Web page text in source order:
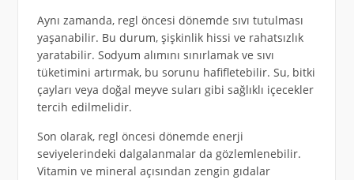
Aynı zamanda, regl öncesi dönemde sıvı tutulması
yaşanabilir. Bu durum, şişkinlik hissi ve rahatsızlık
yaratabilir. Sodyum alımını sınırlamak ve sıvı
tüketimini artırmak, bu sorunu hafifletebilir. Su, bitki
çayları veya doğal meyve suları gibi sağlıklı içecekler
tercih edilmelidir.
Son olarak, regl öncesi dönemde enerji
seviyelerindeki dalgalanmalar da gözlemlenebilir.
Vitamin ve mineral açısından zengin gıdalar